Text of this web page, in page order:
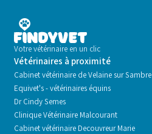
Votre vétérinaire en un clic
Vétérinaires à proximité
Cabinet vétérinaire de Velaine sur Sambre
Equivet's - vétérinaires équins
Dr Cindy Semes
Clinique Vétérinaire Malcourant
Cabinet vétérinaire Decouvreur Marie